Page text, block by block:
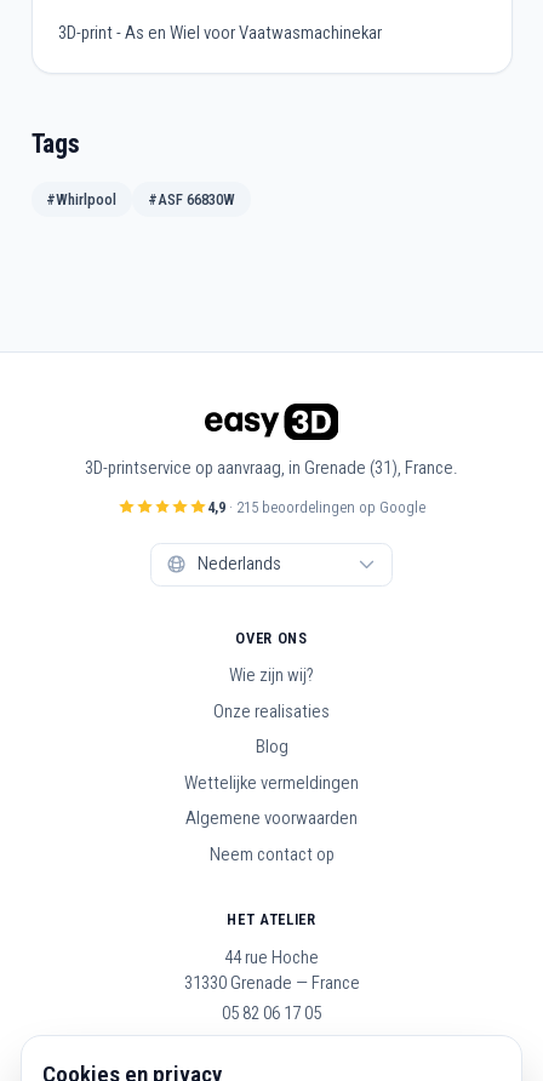
3D-print - As en Wiel voor Vaatwasmachinekar
Tags
#Whirlpool #ASF 66830W
3D-printservice op aanvraag, in Grenade (31), France.
4,9 · 215 beoordelingen op Google
OVER ONS
Wie zijn wij?
Onze realisaties
Blog
Wettelijke vermeldingen
Algemene voorwaarden
Neem contact op
HET ATELIER
44 rue Hoche
31330 Grenade — France
05 82 06 17 05
Cookies en privacy